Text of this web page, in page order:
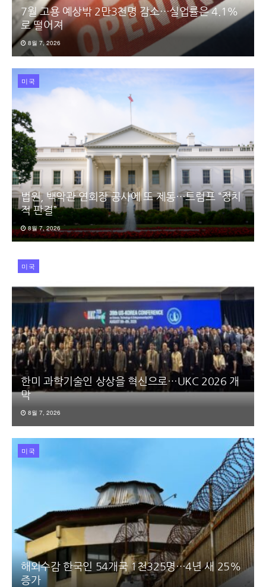
7월 고용 예상밖 2만3천명 감소…실업률은 4.1%
로 떨어져
8월 7, 2026
미국
법원, 백악관 연회장 공사에 또 제동…트럼프 “정치
적 판결”
8월 7, 2026
미국
한미 과학기술인 상상을 혁신으로…UKC 2026 개
막
8월 7, 2026
미국
해외수감 한국인 54개국 1천325명…4년 새 25%
증가